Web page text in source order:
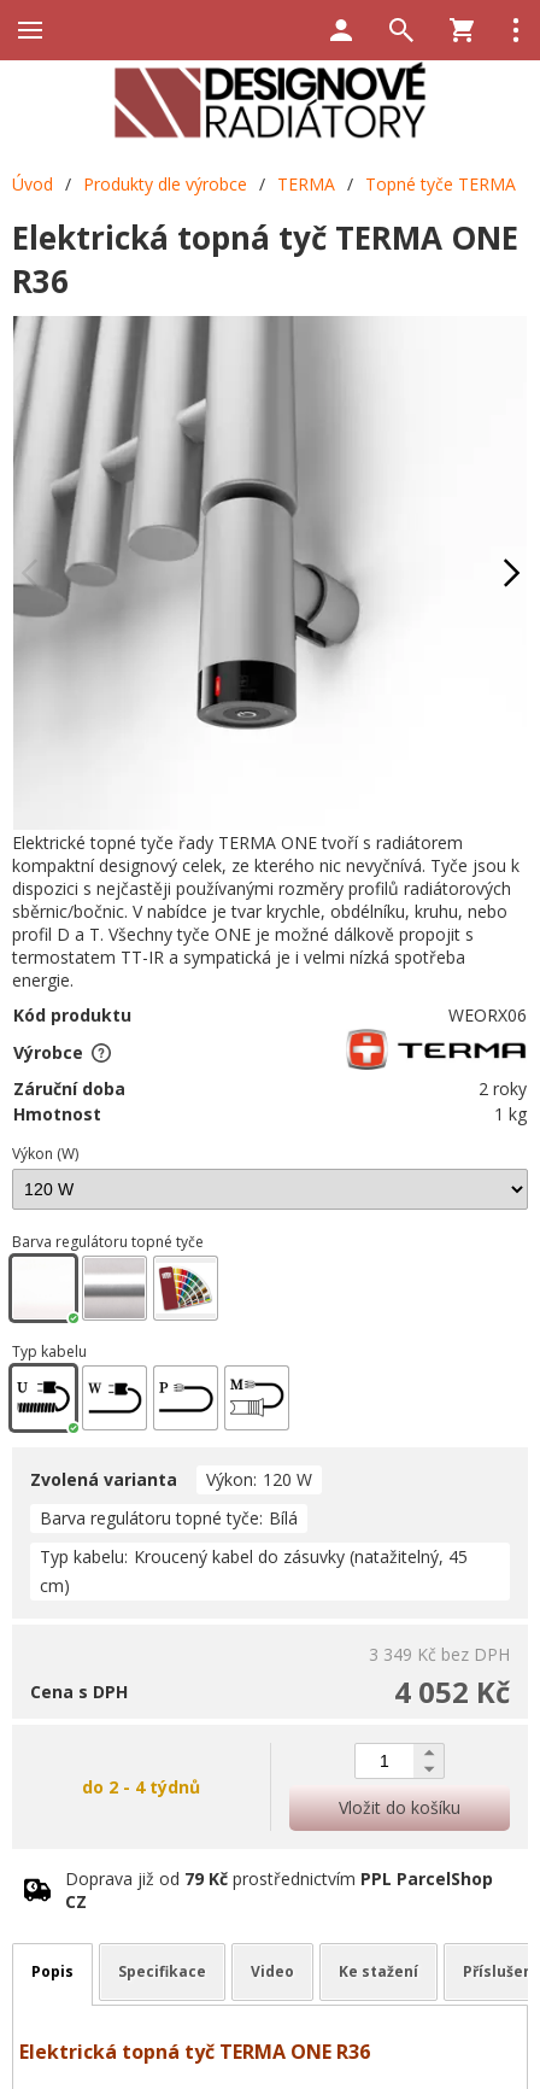
Úvod / Produkty dle výrobce / TERMA / Topné tyče TERMA
Elektrická topná tyč TERMA ONE
R36
Elektrické topné tyče řady TERMA ONE tvoří s radiátorem
kompaktní designový celek, ze kterého nic nevyčnívá. Tyče jsou k
dispozici s nejčastěji používanými rozměry profilů radiátorových
sběrnic/bočnic. V nabídce je tvar krychle, obdélníku, kruhu, nebo
profil D a T. Všechny tyče ONE je možné dálkově propojit s
termostatem TT-IR a sympatická je i velmi nízká spotřeba
energie.
Kód produktu
WEORX06
Výrobce
Záruční doba
2 roky
Hmotnost
1 kg
Výkon (W)
Barva regulátoru topné tyče
Typ kabelu
Zvolená varianta Výkon 120 W
Barva regulátoru topné tyče Bílá
Typ kabelu Kroucený kabel do zásuvky (natažitelný, 45
cm)
3 349 Kč bez DPH
4 052 Kč
Cena s DPH
do 2 - 4 týdnů
Vložit do košíku
Doprava již od 79 Kč prostřednictvím PPL ParcelShop
CZ
Popis Specifikace Video Ke stažení
Elektrická topná tyč TERMA ONE R36